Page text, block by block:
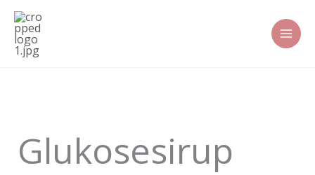
Zum
Inhalt
springen
Glukosesirup